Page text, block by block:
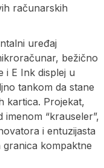
računarskih
uređaj
bežično
i E Ink displej u
tankom da stane
kartica. Projekat,
“krauseler”,
i entuzijasta
kompaktne